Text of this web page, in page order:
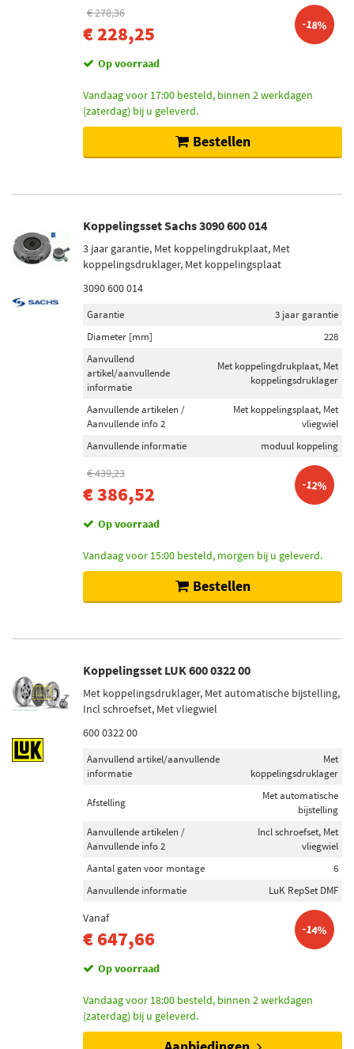
€ 278,36
€ 228,25 -18%
Op voorraad
Vandaag voor 17:00 besteld, binnen 2 werkdagen
(zaterdag) bij u geleverd.
Bestellen
Koppelingsset Sachs 3090 600 014
3 jaar garantie, Met koppelingdrukplaat, Met
koppelingsdruklager, Met koppelingsplaat
3090 600 014
Garantie
3 jaar garantie
Diameter [mm]
228
Aanvullend
artikel/aanvullende
informatie
Met koppelingdrukplaat, Met
koppelingsdruklager
Aanvullende artikelen /
Aanvullende info 2
Met koppelingsplaat, Met
vliegwiel
Aanvullende informatie
moduul koppeling
€ 439,23
€ 386,52 -12%
Op voorraad
Vandaag voor 15:00 besteld, morgen bij u geleverd.
Bestellen
Koppelingsset LUK 600 0322 00
Met koppelingsdruklager, Met automatische bijstelling,
Incl schroefset, Met vliegwiel
600 0322 00
Aanvullend artikel/aanvullende
informatie
Met
koppelingsdruklager
Afstelling
Met automatische
bijstelling
Aanvullende artikelen /
Aanvullende info 2
Incl schroefset, Met
vliegwiel
Aantal gaten voor montage
6
Aanvullende informatie
LuK RepSet DMF
Vanaf
€ 647,66 -14%
Op voorraad
Vandaag voor 18:00 besteld, binnen 2 werkdagen
(zaterdag) bij u geleverd.